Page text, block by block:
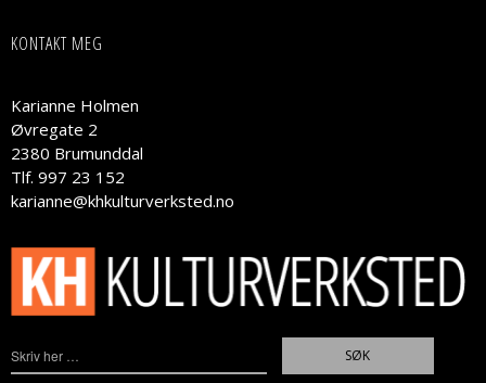
KONTAKT MEG
Karianne Holmen
Øvregate 2
2380 Brumunddal
Tlf. 997 23 152
karianne@khkulturverksted.no